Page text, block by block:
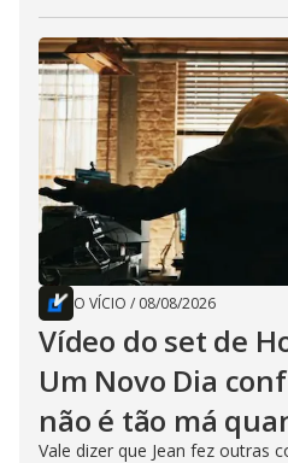
O VÍCIO / 08/08/2026
Vídeo do set de
Um Novo Dia
não é tão má
Vale dizer que Jean fez outras